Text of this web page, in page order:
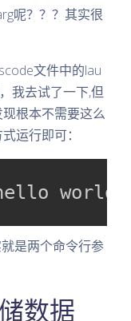
呢？？？其实很
文件中的lau
我去试了一下,但
根本不需要这么
运行即可：
world
是两个命令行参
数据